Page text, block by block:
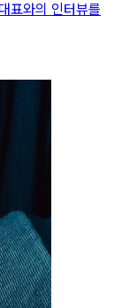
표와의 인터뷰를